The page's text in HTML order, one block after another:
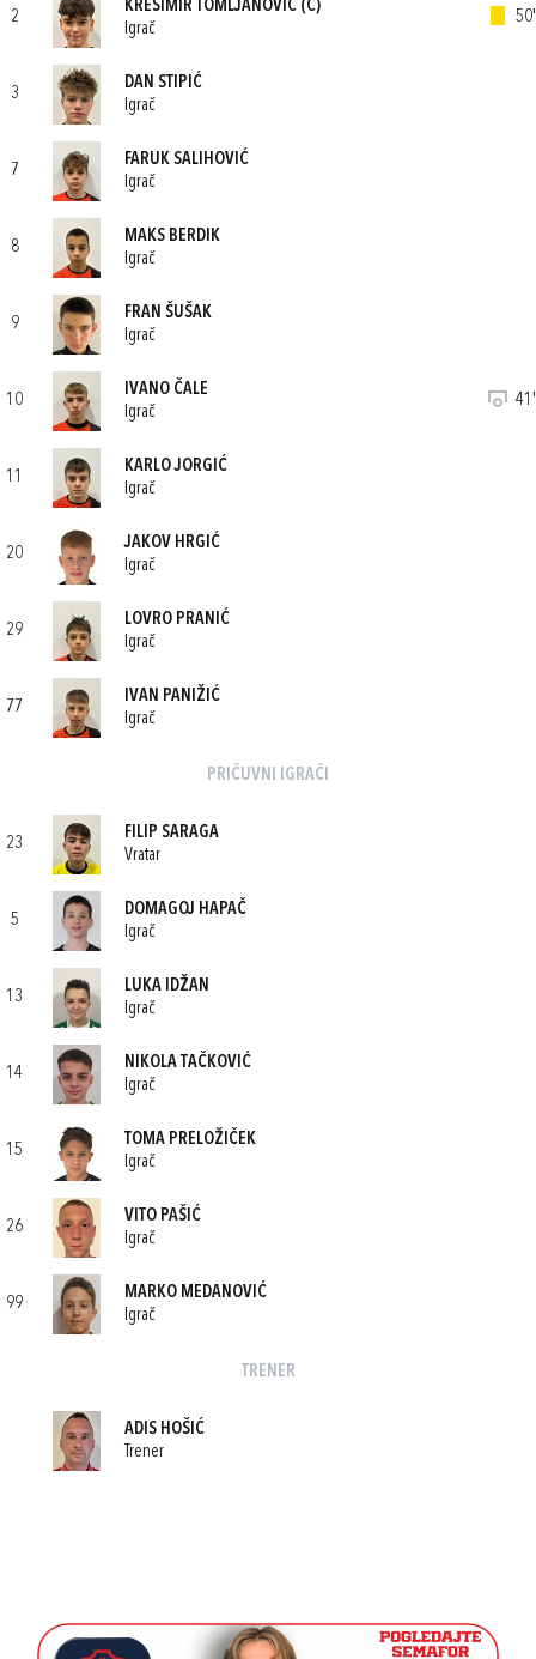
2
KREŠIMIR TOMLJANOVIĆ (C)
Igrač
50'
3
DAN STIPIĆ
Igrač
7
FARUK SALIHOVIĆ
Igrač
8
MAKS BERDIK
Igrač
9
FRAN ŠUŠAK
Igrač
10
IVANO ČALE
Igrač
41'
11
KARLO JORGIĆ
Igrač
20
JAKOV HRGIĆ
Igrač
29
LOVRO PRANIĆ
Igrač
77
IVAN PANIŽIĆ
Igrač
PRIČUVNI IGRAČI
23
FILIP SARAGA
Vratar
5
DOMAGOJ HAPAČ
Igrač
13
LUKA IDŽAN
Igrač
14
NIKOLA TAČKOVIĆ
Igrač
15
TOMA PRELOŽIČEK
Igrač
26
VITO PAŠIĆ
Igrač
99
MARKO MEDANOVIĆ
Igrač
TRENER
ADIS HOŠIĆ
Trener